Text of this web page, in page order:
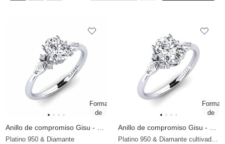
Platino 950 & Diamante Platino 950 & Diamante cultivado en laboratorio